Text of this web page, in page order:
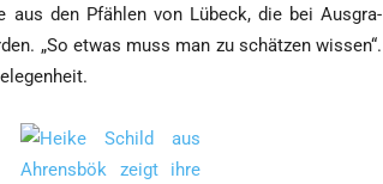
aus den Pfäh­len von Lübeck, die bei Aus­gra­
„So etwas muss man zu schät­zen wis­sen“.